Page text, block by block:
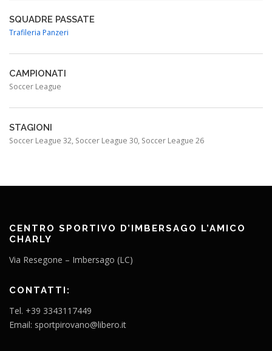
SQUADRE PASSATE
Trafileria Panzeri
CAMPIONATI
Soccer League
STAGIONI
Soccer League 32, Soccer League 30, Soccer League 26
CENTRO SPORTIVO D’IMBERSAGO L’AMICO
CHARLY
Via Resegone – Imbersago (LC)
CONTATTI:
Tel. +39 3343117449
Email: sportpirovano@libero.it